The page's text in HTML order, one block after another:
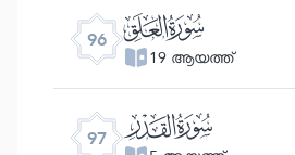
96 ﰍ
19 ആയത്ത്
97 ﰎ